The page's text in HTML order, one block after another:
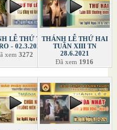
LỄ THỨ TƯ
- 02.3.2022
xem3272
THÁNH LỄ THỨ HAI
TUẦN XIII TN
28.6.2021
Đã xem 1916